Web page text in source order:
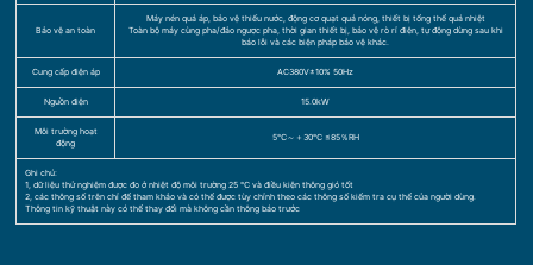
Bảo vệ an toàn
Máy nén quá áp, bảo vệ thiếu nước, động cơ quạt quá nóng, thiết bị tổng thể quá nhiệt
Toàn bộ máy cùng pha/đảo ngược pha, thời gian thiết bị, bảo vệ rò rỉ điện, tự động dừng sau khi
báo lỗi và các biện pháp bảo vệ khác.
Cung cấp điện áp AC380V±10% 50Hz
Nguồn điện 15.0kW
Môi trường hoạt
động
5℃～＋30℃ ≤85％RH
Ghi chú:
1, dữ liệu thử nghiệm được đo ở nhiệt độ môi trường 25 ℃ và điều kiện thông gió tốt
2, các thông số trên chỉ để tham khảo và có thể được tùy chỉnh theo các thông số kiểm tra cụ thể của người dùng.
Thông tin kỹ thuật này có thể thay đổi mà không cần thông báo trước